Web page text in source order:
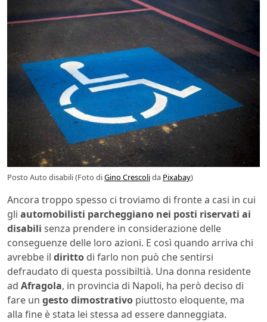
Posto Auto disabili (Foto diGino Crescolida Pixabay)
Ancora troppo spesso ci troviamo di fronte a casi in cui
gli automobilisti parcheggiano nei posti riservati ai
disabili senza prendere in considerazione delle
conseguenze delle loro azioni. E così quando arriva chi
avrebbe il diritto di farlo non può che sentirsi
defraudato di questa possibiltià. Una donna residente
ad Afragola, in provincia di Napoli, ha però deciso di
fare un gesto dimostrativo piuttosto eloquente, ma
alla fine è stata lei stessa ad essere danneggiata.